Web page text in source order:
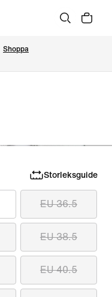
Shoppa
Storleksguide
EU 36.5
EU 38.5
EU 40.5